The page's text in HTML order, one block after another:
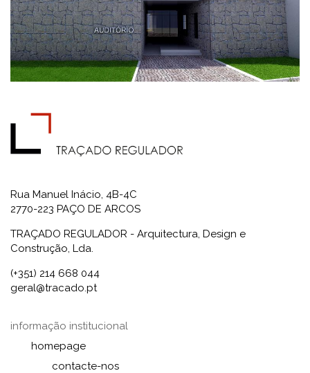
Rua Manuel Inácio, 4B-4C
2770-223 PAÇO DE ARCOS
TRAÇADO REGULADOR - Arquitectura, Design e
Construção, Lda.
(+351) 214 668 044
geral@tracado.pt
informação institucional
homepage
contacte-nos